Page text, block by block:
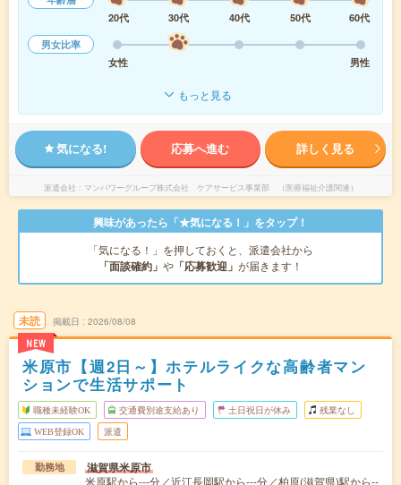
20代
30代 40代 50代
60代
男女比率
女性
男性
もっと見る
気になる! 応募へ進む 詳しく見る
派遣会社 マンパワーグループ株式会社 ケアサービス事業部 （医療福祉介護関連）
興味があったら「★気になる！」をタップ！
「気になる！」を押しておくと、派遣会社から
「面談確約」 や 「応募歓迎」 が届きます！
未読
NEW
掲載日 2026/08/08
米原市【週2日～】ホテルライクな高齢者マン
ションで生活サポート
職種未経験OK 交通費別途支給あり 土日祝日が休み 残業なし
WEB登録OK 派遣
勤務地 滋賀県米原市
米原駅から---分／近江長岡駅から---分／柏原(滋賀県)駅から--